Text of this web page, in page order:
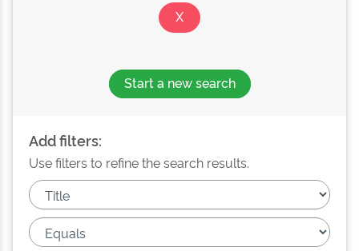
Start a new search
Add filters:
Use filters to refine the search results.